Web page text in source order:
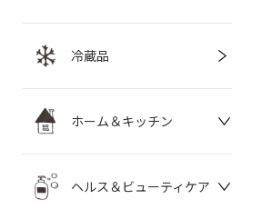
冷蔵品
ホーム＆キッチン
ヘルス＆ビューティケア